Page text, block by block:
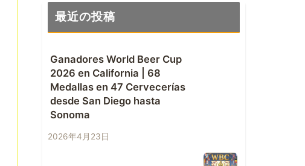
最近の投稿
Ganadores World Beer Cup
2026 en California | 68
Medallas en 47 Cervecerías
desde San Diego hasta
Sonoma
2026年4月23日